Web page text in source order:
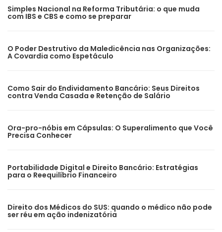
Simples Nacional na Reforma Tributária: o que muda
com IBS e CBS e como se preparar
O Poder Destrutivo da Maledicência nas Organizações:
A Covardia como Espetáculo
Como Sair do Endividamento Bancário: Seus Direitos
contra Venda Casada e Retenção de Salário
Ora-pro-nóbis em Cápsulas: O Superalimento que Você
Precisa Conhecer
Portabilidade Digital e Direito Bancário: Estratégias
para o Reequilíbrio Financeiro
Direito dos Médicos do SUS: quando o médico não pode
ser réu em ação indenizatória